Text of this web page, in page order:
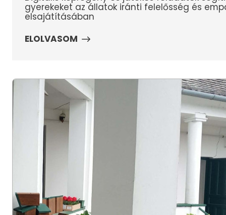
gyerekeket az állatok iránti felelősség és
elsajátításában
ELOLVASOM